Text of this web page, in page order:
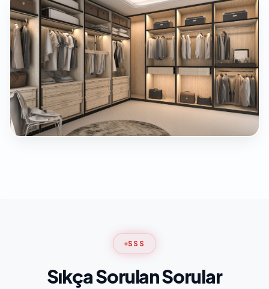
SSS
Sıkça Sorulan Sorular